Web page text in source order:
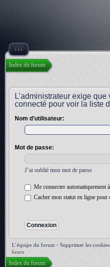
↓↓↓
Index du forum
L’administrateur exige
connecté pour voir la liste
Nom d’utilisateur:
Mot de passe:
J’ai oublié mon mot de passe
Me connecter automatiquement
Cacher mon statut en ligne pour
L’équipe du forum • Supprimer les
heure
Index du forum